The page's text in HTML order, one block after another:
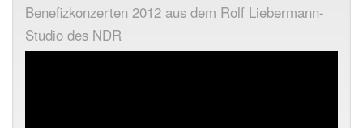
Benefizkonzerten 2012 aus dem Rolf Liebermann-
Studio des NDR